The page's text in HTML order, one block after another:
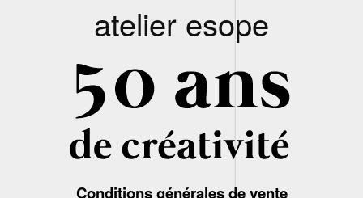
atelier esope
Conditions générales de vente